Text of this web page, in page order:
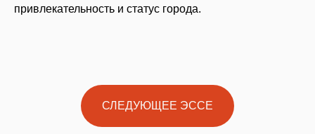
привлекательность и статус города.
СЛЕДУЮЩЕЕ ЭССЕ